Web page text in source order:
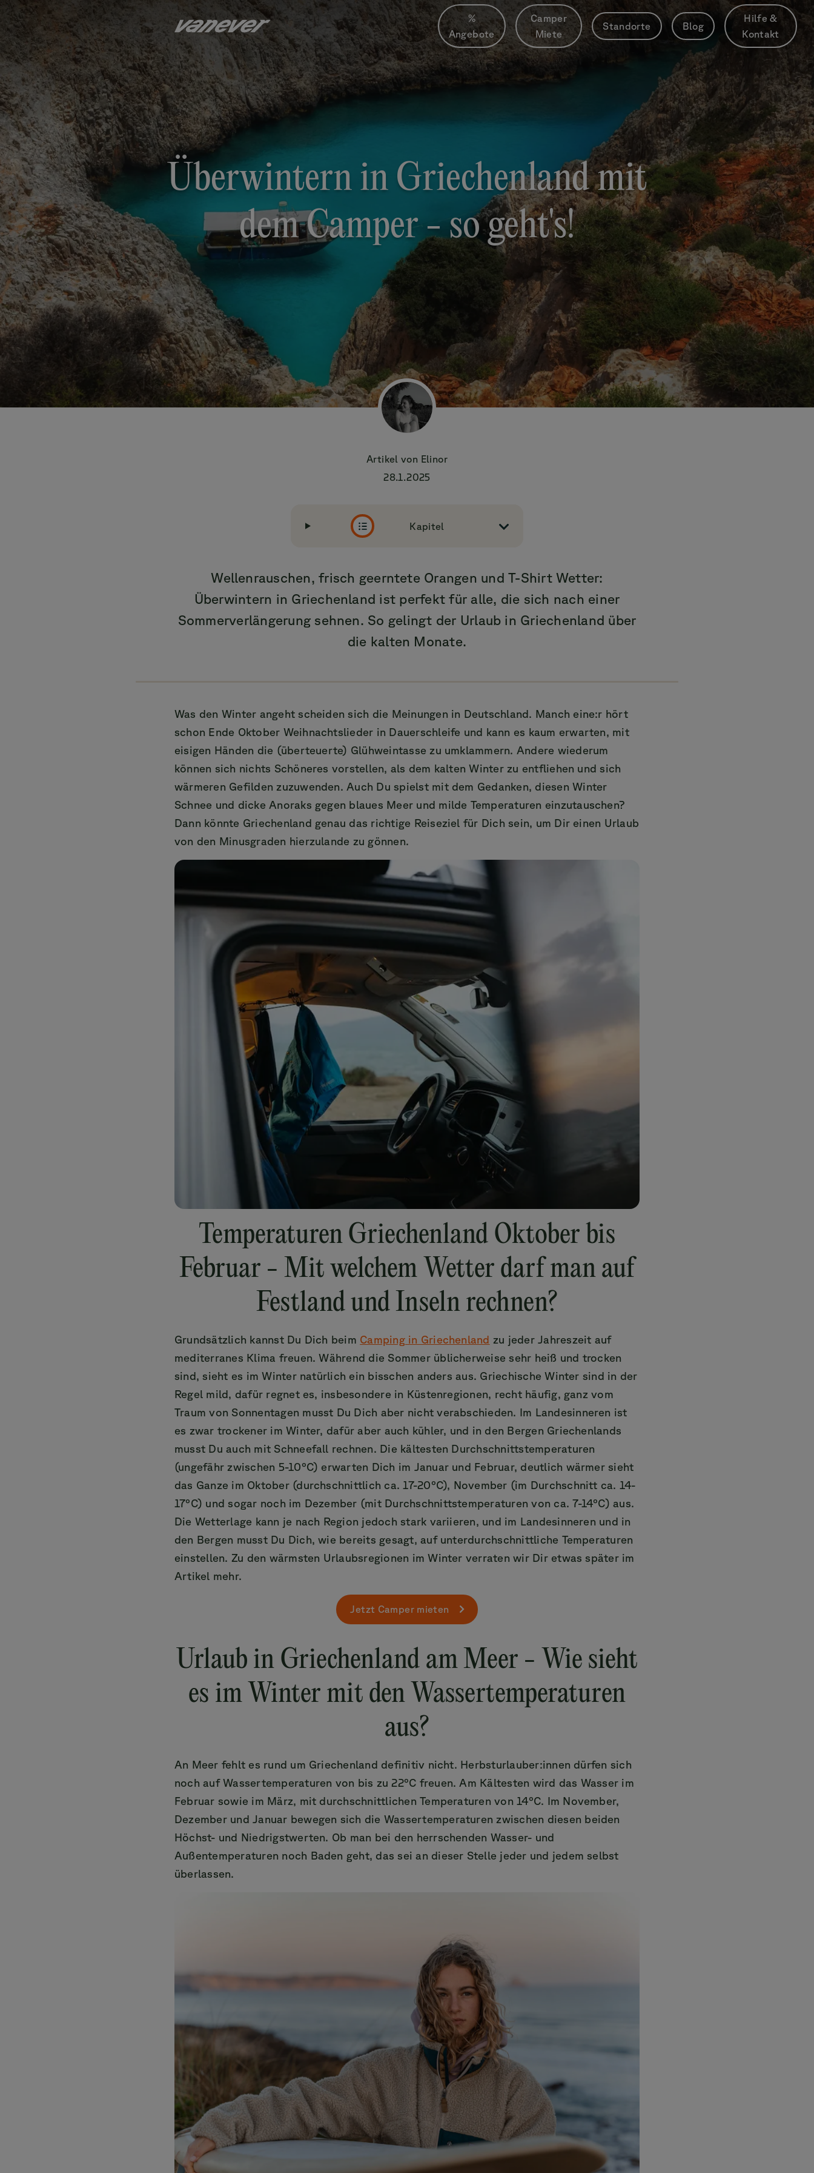
%
Angebote
Camper
Miete
Standorte Blog
Hilfe &
Kontakt
Überwintern in Griechenland mit
dem Camper - so geht's!
Artikel von Elinor
28.1.2025
Kapitel
Wellenrauschen, frisch geerntete Orangen und T-Shirt Wetter:
Überwintern in Griechenland ist perfekt für alle, die sich nach einer
Sommerverlängerung sehnen. So gelingt der Urlaub in Griechenland über
die kalten Monate.
Was den Winter angeht scheiden sich die Meinungen in Deutschland. Manch eine:r hört
schon Ende Oktober Weihnachtslieder in Dauerschleife und kann es kaum erwarten, mit
eisigen Händen die (überteuerte) Glühweintasse zu umklammern. Andere wiederum
können sich nichts Schöneres vorstellen, als dem kalten Winter zu entfliehen und sich
wärmeren Gefilden zuzuwenden. Auch Du spielst mit dem Gedanken, diesen Winter
Schnee und dicke Anoraks gegen blaues Meer und milde Temperaturen einzutauschen?
Dann könnte Griechenland genau das richtige Reiseziel für Dich sein, um Dir einen Urlaub
von den Minusgraden hierzulande zu gönnen.
Temperaturen Griechenland Oktober bis
Februar - Mit welchem Wetter darf man auf
Festland und Inseln rechnen?
Grundsätzlich kannst Du Dich beim Camping in Griechenland zu jeder Jahreszeit auf
mediterranes Klima freuen. Während die Sommer üblicherweise sehr heiß und trocken
sind, sieht es im Winter natürlich ein bisschen anders aus. Griechische Winter sind in der
Regel mild, dafür regnet es, insbesondere in Küstenregionen, recht häufig, ganz vom
Traum von Sonnentagen musst Du Dich aber nicht verabschieden. Im Landesinneren ist
es zwar trockener im Winter, dafür aber auch kühler, und in den Bergen Griechenlands
musst Du auch mit Schneefall rechnen. Die kältesten Durchschnittstemperaturen
(ungefähr zwischen 5-10°C) erwarten Dich im Januar und Februar, deutlich wärmer sieht
das Ganze im Oktober (durchschnittlich ca. 17-20°C), November (im Durchschnitt ca. 14-
17°C) und sogar noch im Dezember (mit Durchschnittstemperaturen von ca. 7-14°C) aus.
Die Wetterlage kann je nach Region jedoch stark variieren, und im Landesinneren und in
den Bergen musst Du Dich, wie bereits gesagt, auf unterdurchschnittliche Temperaturen
einstellen. Zu den wärmsten Urlaubsregionen im Winter verraten wir Dir etwas später im
Artikel mehr.
Jetzt Camper mieten
Urlaub in Griechenland am Meer - Wie sieht
es im Winter mit den Wassertemperaturen
aus?
An Meer fehlt es rund um Griechenland definitiv nicht. Herbsturlauber:innen dürfen sich
noch auf Wassertemperaturen von bis zu 22°C freuen. Am Kältesten wird das Wasser im
Februar sowie im März, mit durchschnittlichen Temperaturen von 14°C. Im November,
Dezember und Januar bewegen sich die Wassertemperaturen zwischen diesen beiden
Höchst- und Niedrigstwerten. Ob man bei den herrschenden Wasser- und
Außentemperaturen noch Baden geht, das sei an dieser Stelle jeder und jedem selbst
überlassen.